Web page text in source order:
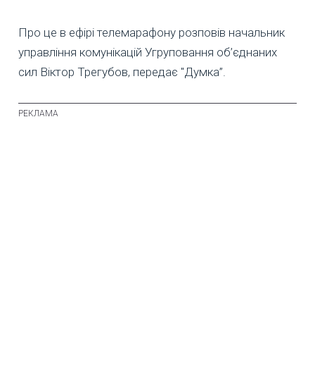
Про це в ефірі телемарафону розповів начальник
управління комунікацій Угруповання об’єднаних
сил Віктор Трегубов, передає "Думка”.